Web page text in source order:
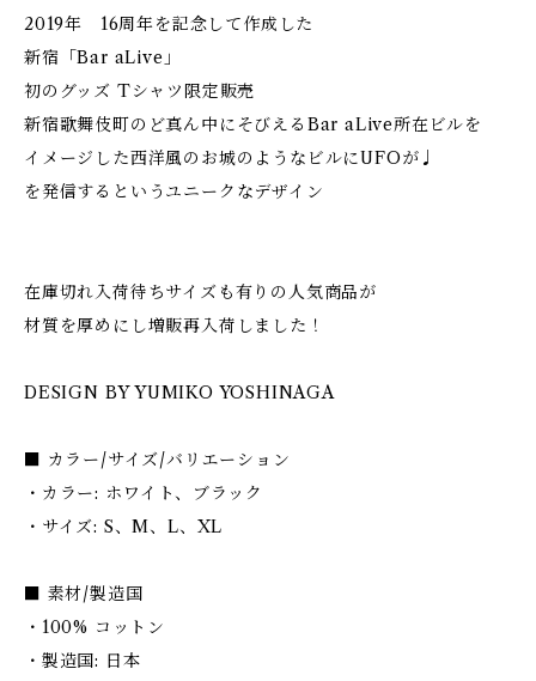
2019年 16周年を記念して作成した
新宿「Bar aLive」
初のグッズ Tシャツ限定販売
新宿歌舞伎町のど真ん中にそびえるBar aLive所在ビルを
イメージした西洋風のお城のようなビルにUFOが♩
を発信するというユニークなデザイン
在庫切れ入荷待ちサイズも有りの人気商品が
材質を厚めにし増販再入荷しました！
DESIGN BY YUMIKO YOSHINAGA
■ カラー/サイズ/バリエーション
・カラー: ホワイト、ブラック
・サイズ: S、M、L、XL
■ 素材/製造国
・100% コットン
・製造国: 日本